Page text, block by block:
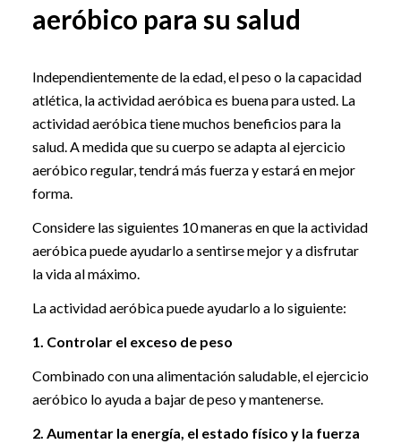
aeróbico para su salud
Independientemente de la edad, el peso o la capacidad
atlética, la actividad aeróbica es buena para usted. La
actividad aeróbica tiene muchos beneficios para la
salud. A medida que su cuerpo se adapta al ejercicio
aeróbico regular, tendrá más fuerza y estará en mejor
forma.
Considere las siguientes 10 maneras en que la actividad
aeróbica puede ayudarlo a sentirse mejor y a disfrutar
la vida al máximo.
La actividad aeróbica puede ayudarlo a lo siguiente:
1. Controlar el exceso de peso
Combinado con una alimentación saludable, el ejercicio
aeróbico lo ayuda a bajar de peso y mantenerse.
2. Aumentar la energía, el estado físico y la fuerza